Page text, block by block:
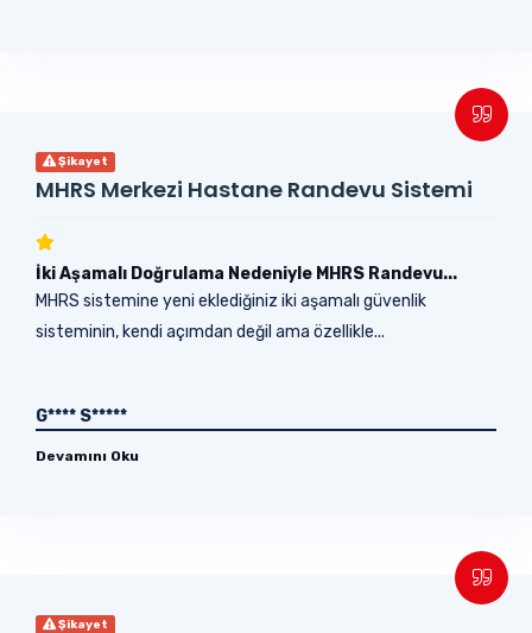
Şikayet
MHRS Merkezi Hastane Randevu Sistemi
İki Aşamalı Doğrulama Nedeniyle MHRS Randevu...
MHRS sistemine yeni eklediğiniz iki aşamalı güvenlik
sisteminin, kendi açımdan değil ama özellikle...
G**** S*****
Devamını Oku
Şikayet